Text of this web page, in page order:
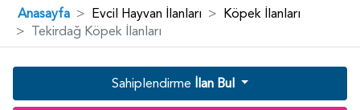
Anasayfa Evcil Hayvan İlanları
Köpek İlanları
Tekirdağ Köpek İlanları
Sahiplendirme İlan Bul